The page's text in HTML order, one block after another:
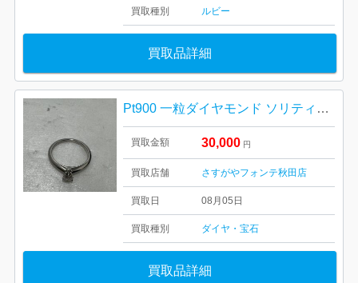
買取種別 ルビー
買取品詳細
Pt900 一粒ダイヤモンド ソリティアリング
買取金額 30,000 円
買取店舗 さすがやフォンテ秋田店
買取日 08月05日
買取種別 ダイヤ・宝石
買取品詳細